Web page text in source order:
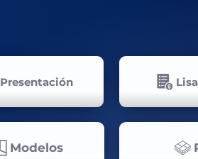
Presentación
Modelos